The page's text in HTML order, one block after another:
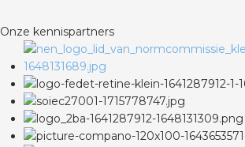
Onze kennispartners